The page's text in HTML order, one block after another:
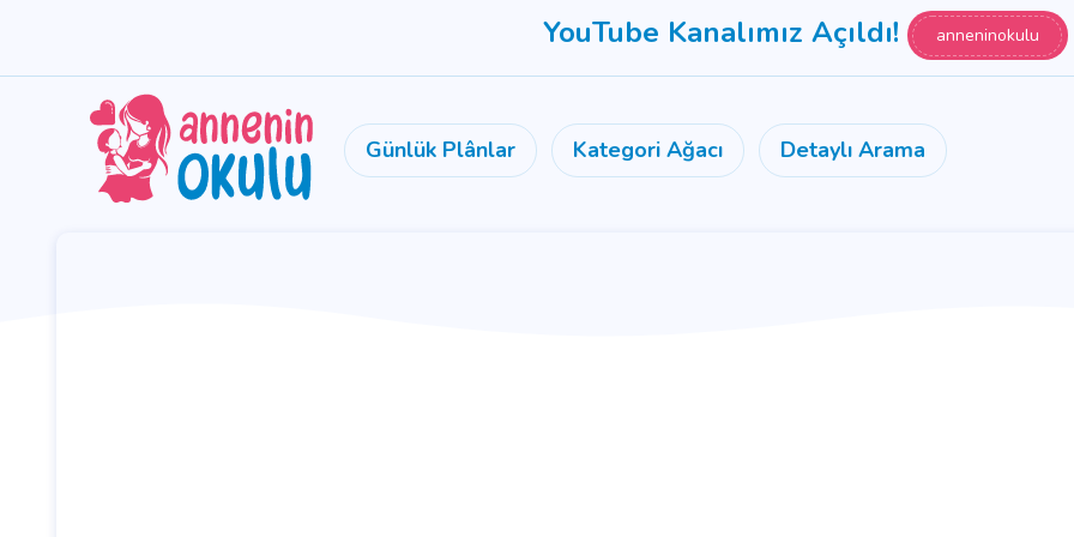
YouTube Kanalımız Açıldı! anneninokulu
Günlük Plânlar Kategori Ağacı Detaylı Arama